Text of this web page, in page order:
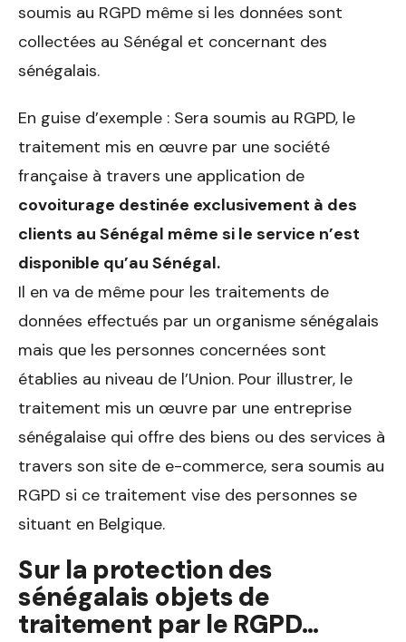
soumis au RGPD même si les données sont
collectées au Sénégal et concernant des
sénégalais.
En guise d’exemple : Sera soumis au RGPD, le
traitement mis en œuvre par une société
française à travers une application de
covoiturage destinée exclusivement à des
clients au Sénégal même si le service n’est
disponible qu’au Sénégal.
Il en va de même pour les traitements de
données effectués par un organisme sénégalais
mais que les personnes concernées sont
établies au niveau de l’Union. Pour illustrer, le
traitement mis un œuvre par une entreprise
sénégalaise qui offre des biens ou des services à
travers son site de e-commerce, sera soumis au
RGPD si ce traitement vise des personnes se
situant en Belgique.
Sur la protection des
sénégalais objets de
traitement par le RGPD…